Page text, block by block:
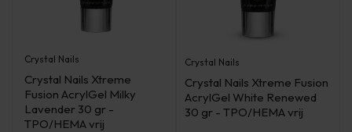
Crystal Nails
Crystal Nails Xtreme
Fusion AcrylGel Milky
Lavender 30 gr -
TPO/HEMA vrij
Crystal Nails
Crystal Nails Xtreme Fusion
AcrylGel White Renewed
30 gr - TPO/HEMA vrij